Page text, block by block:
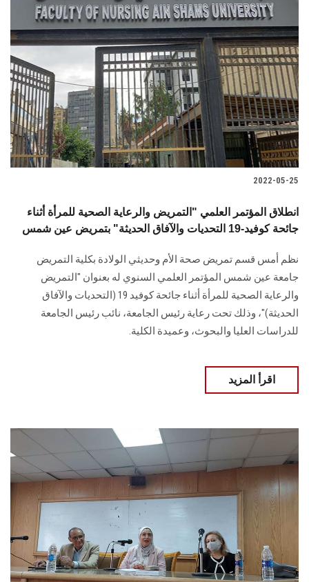
2022-05-25
انطلاق المؤتمر العلمي "التمريض والرعاية الصحية للمرأة أثناء
جائحة كوفيد-19 التحديات والآفاق الحديثة" بتمريض عين شمس
نظم أمس قسم تمريض صحة الأم وحديثي الولادة بكلية التمريض
جامعة عين شمس المؤتمر العلمي السنوي له بعنوان "التمريض
والرعاية الصحية للمرأة أثناء جائحة كوفيد 19 (التحديات والآفاق
الحديثة)"، وذلك تحت رعاية رئيس الجامعة، نائب رئيس الجامعة
للدراسات العليا والبحوث، وعميدة الكلية.
اقرأ المزيد